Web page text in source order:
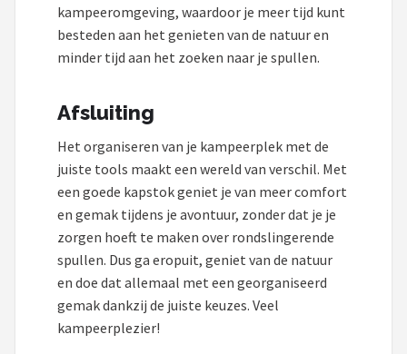
kampeeromgeving, waardoor je meer tijd kunt
besteden aan het genieten van de natuur en
minder tijd aan het zoeken naar je spullen.
Afsluiting
Het organiseren van je kampeerplek met de
juiste tools maakt een wereld van verschil. Met
een goede kapstok geniet je van meer comfort
en gemak tijdens je avontuur, zonder dat je je
zorgen hoeft te maken over rondslingerende
spullen. Dus ga eropuit, geniet van de natuur
en doe dat allemaal met een georganiseerd
gemak dankzij de juiste keuzes. Veel
kampeerplezier!